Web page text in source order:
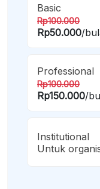
Basic
Rp100.000
Rp50.000/
Professional
Rp100.000
Rp150.000/
Institutional
Untuk